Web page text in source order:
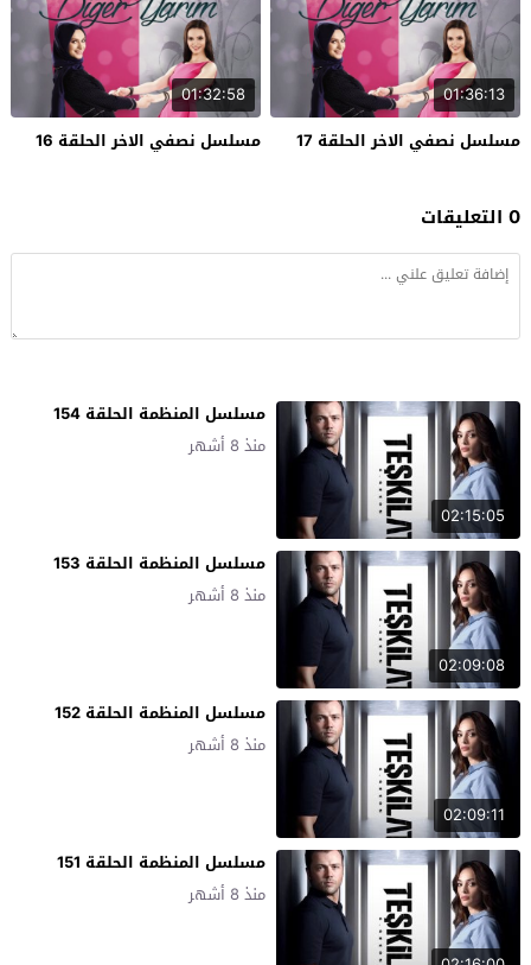
01:36:13
مسلسل نصفي الاخر الحلقة 17
01:32:58
مسلسل نصفي الاخر الحلقة 16
0 التعليقات
02:15:05
مسلسل المنظمة الحلقة 154
منذ 8 أشهر
02:09:08
مسلسل المنظمة الحلقة 153
منذ 8 أشهر
02:09:11
مسلسل المنظمة الحلقة 152
منذ 8 أشهر
مسلسل المنظمة الحلقة 151
منذ 8 أشهر